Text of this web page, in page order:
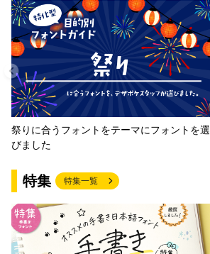
祭りに合うフォントをテーマにフォントを選
びました
特集 特集一覧